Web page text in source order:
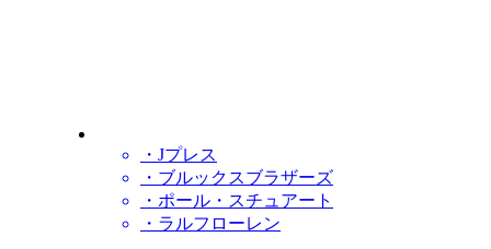
・Jプレス
・ブルックスブラザーズ
・ポール・スチュアート
・ラルフローレン